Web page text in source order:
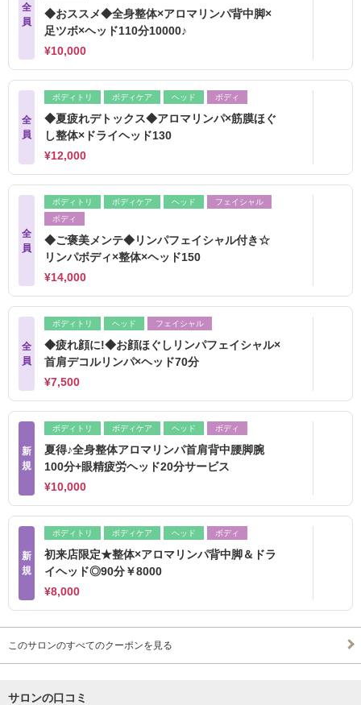
全
員
◆おススメ◆全身整体×アロマリンパ背中脚×
足ツボ×ヘッド110分10000♪
¥10,000
全
員
ボディトリ ボディケア ヘッド ボディ
◆夏疲れデトックス◆アロマリンパ×筋膜ほぐ
し整体×ドライヘッド130
¥12,000
全
員
ボディトリ ボディケア ヘッド
フェイシャル
ボディ
◆ご褒美メンテ◆リンパフェイシャル付き☆
リンパボディ×整体×ヘッド150
¥14,000
全
員
ボディトリ ヘッド フェイシャル
◆疲れ顔に!◆お顔ほぐしリンパフェイシャル×
首肩デコルリンパ×ヘッド70分
¥7,500
新
規
ボディトリ ボディケア ヘッド ボディ
夏得♪全身整体アロマリンパ首肩背中腰脚腕
100分+眼精疲労ヘッド20分サービス
¥10,000
新
規
ボディトリ ボディケア ヘッド ボディ
初来店限定★整体×アロマリンパ背中脚＆ドラ
イヘッド◎90分￥8000
¥8,000
このサロンのすべてのクーポンを見る
サロンの口コミ